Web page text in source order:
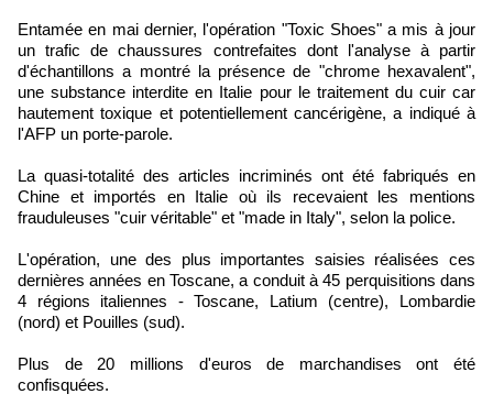
Entamée en mai dernier, l'opération "Toxic Shoes" a mis à jour
un trafic de chaussures contrefaites dont l'analyse à partir
d'échantillons a montré la présence de "chrome hexavalent",
une substance interdite en Italie pour le traitement du cuir car
hautement toxique et potentiellement cancérigène, a indiqué à
l'AFP un porte-parole.
La quasi-totalité des articles incriminés ont été fabriqués en
Chine et importés en Italie où ils recevaient les mentions
frauduleuses "cuir véritable" et "made in Italy", selon la police.
L'opération, une des plus importantes saisies réalisées ces
dernières années en Toscane, a conduit à 45 perquisitions dans
4 régions italiennes - Toscane, Latium (centre), Lombardie
(nord) et Pouilles (sud).
Plus de 20 millions d'euros de marchandises ont été
confisquées.